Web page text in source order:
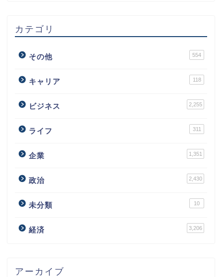
カテゴリ
その他 554
キャリア 118
ビジネス 2,255
ライフ 311
企業 1,351
政治 2,430
未分類 10
経済 3,206
アーカイブ